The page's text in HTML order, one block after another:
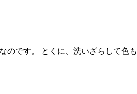
です。 とくに、洗いざらして色